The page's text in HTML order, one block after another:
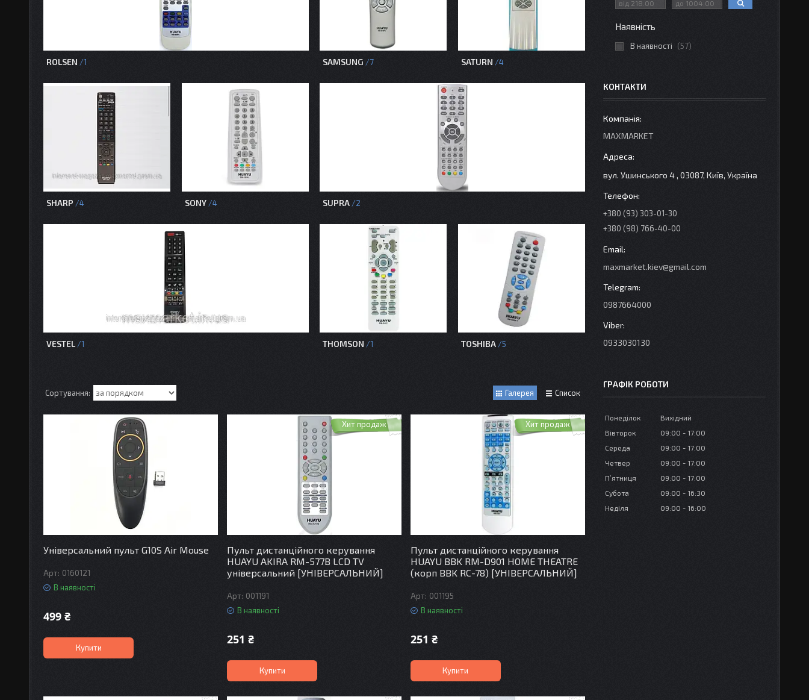
ROLSEN 1 SAMSUNG 7 SATURN 4
SHARP 4 SONY 4 SUPRA 2
VESTEL 1 THOMSON 1 TOSHIBA 5
Галерея Список
Універсальний пульт G10S Air Mouse
0160121
В наявності
499 ₴
Купити
Хит продаж
Пульт дистанційного керування
HUAYU AKIRA RM-577B LCD TV
універсальний [УНІВЕРСАЛЬНИЙ]
001191
В наявності
251 ₴
Купити
Хит продаж
Пульт дистанційного керування
HUAYU BBK RM-D901 HOME THEATRE
(корп BBK RC-78) [УНІВЕРСАЛЬНИЙ]
001195
В наявності
251 ₴
Купити
Наявність
В наявності 57
КОНТАКТИ
MAXMARKET
вул. Ушинського 4 , 03087, Київ, Україна
+380 (93) 303-01-30
+380 (98) 766-40-00
maxmarket.kiev@gmail.com
0987664000
0933030130
ГРАФІК РОБОТИ
Понеділок
Вихідний
Вівторок
09:00
17:00
Середа
09:00
17:00
Четвер
09:00
17:00
Пʼятниця
09:00
17:00
Субота
09:00
16:30
Неділя
09:00 16:00